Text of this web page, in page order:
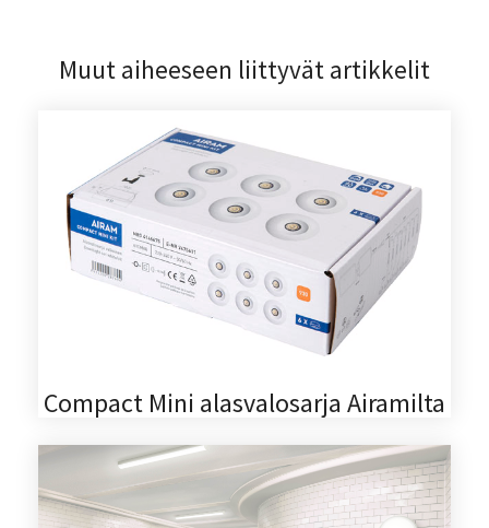
Muut aiheeseen liittyvät artikkelit
Compact Mini alasvalosarja Airamilta